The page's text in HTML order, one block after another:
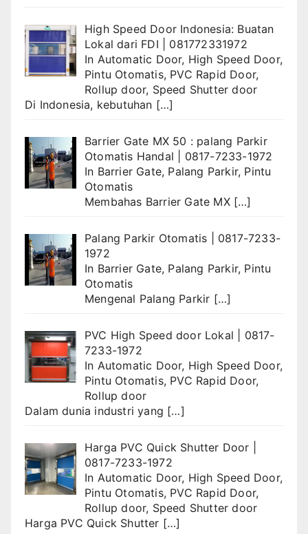
High Speed Door Indonesia: Buatan
Lokal dari FDI | 081772331972
In Automatic Door, High Speed Door,
Pintu Otomatis, PVC Rapid Door,
Rollup door, Speed Shutter door
Di Indonesia, kebutuhan […]
Barrier Gate MX 50 : palang Parkir
Otomatis Handal | 0817-7233-1972
In Barrier Gate, Palang Parkir, Pintu
Otomatis
Membahas Barrier Gate MX […]
Palang Parkir Otomatis | 0817-7233-
1972
In Barrier Gate, Palang Parkir, Pintu
Otomatis
Mengenal Palang Parkir […]
PVC High Speed door Lokal | 0817-
7233-1972
In Automatic Door, High Speed Door,
Pintu Otomatis, PVC Rapid Door,
Rollup door
Dalam dunia industri yang […]
Harga PVC Quick Shutter Door |
0817-7233-1972
In Automatic Door, High Speed Door,
Pintu Otomatis, PVC Rapid Door,
Rollup door, Speed Shutter door
Harga PVC Quick Shutter […]